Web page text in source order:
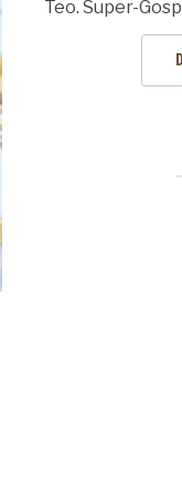
Teo. Super-